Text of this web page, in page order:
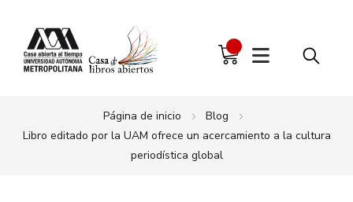
Página de inicio
Blog
Libro editado por la UAM ofrece un acercamiento a la cultura
periodística global